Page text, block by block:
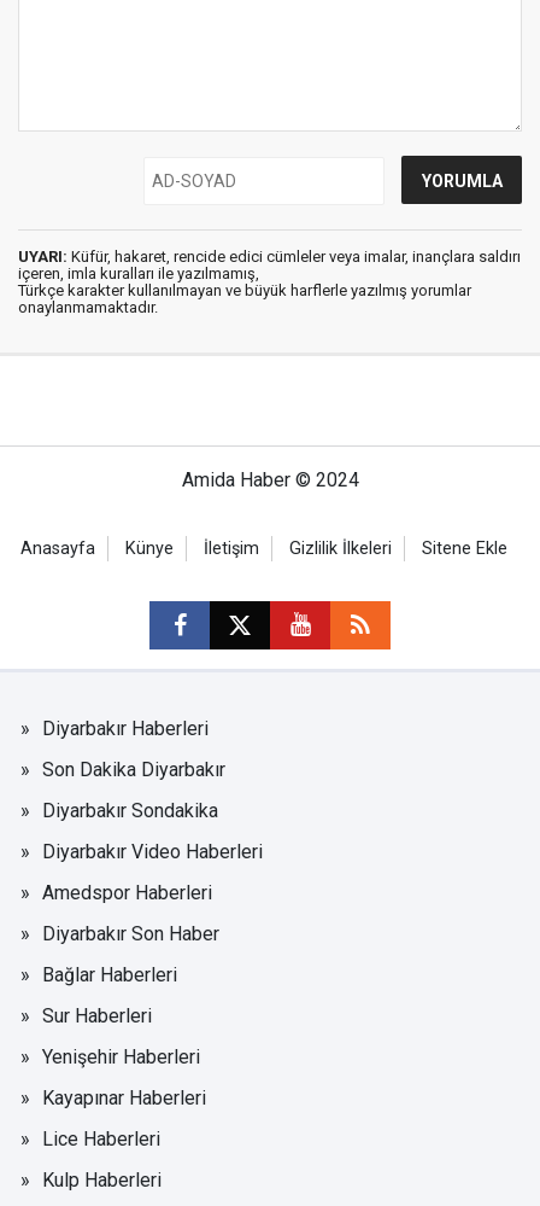
UYARI: Küfür, hakaret, rencide edici cümleler veya imalar, inançlara saldırı
içeren, imla kuralları ile yazılmamış,
Türkçe karakter kullanılmayan ve büyük harflerle yazılmış yorumlar
onaylanmamaktadır.
Amida Haber © 2024
Anasayfa Künye İletişim Gizlilik İlkeleri Sitene Ekle
Diyarbakır Haberleri
Son Dakika Diyarbakır
Diyarbakır Sondakika
Diyarbakır Video Haberleri
Amedspor Haberleri
Diyarbakır Son Haber
Bağlar Haberleri
Sur Haberleri
Yenişehir Haberleri
Kayapınar Haberleri
Lice Haberleri
Kulp Haberleri